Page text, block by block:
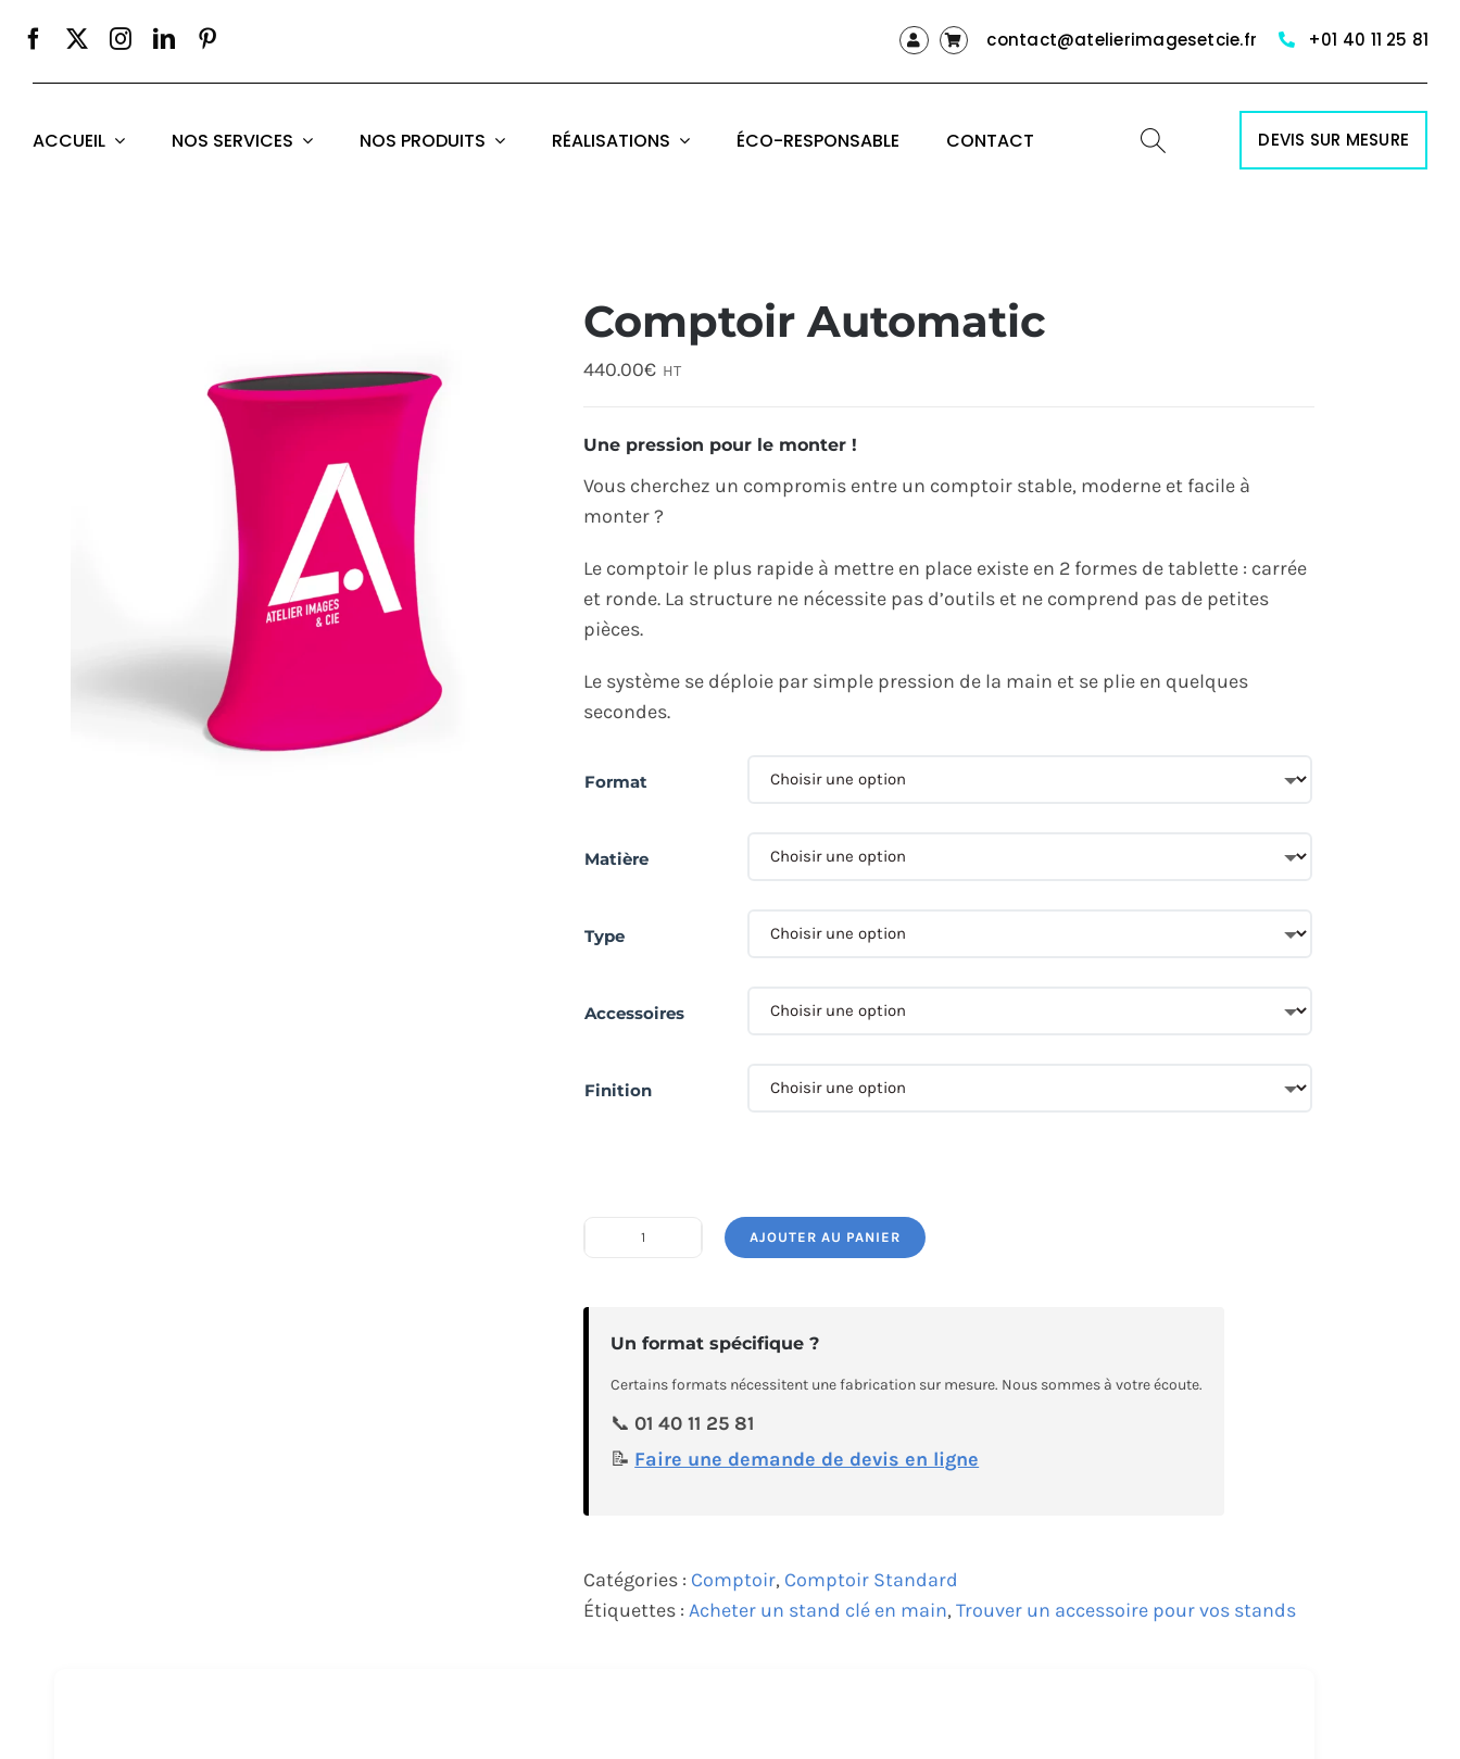
contact@atelierimagesetcie.fr +01 40 11 25 81
ACCUEIL NOS SERVICES NOS PRODUITS RÉALISATIONS ÉCO-RESPONSABLE CONTACT DEVIS SUR MESURE
Comptoir Automatic
440.00€ HT
Une pression pour le monter !
Vous cherchez un compromis entre un comptoir stable, moderne et facile à
monter ?
Le comptoir le plus rapide à mettre en place existe en 2 formes de tablette : carrée
et ronde. La structure ne nécessite pas d’outils et ne comprend pas de petites
pièces.
Le système se déploie par simple pression de la main et se plie en quelques
secondes.
Format
Matière
Type
Accessoires
Finition
Automatic
AJOUTER AU PANIER
Un format spécifique ?
Certains formats nécessitent une fabrication sur mesure. Nous sommes à votre écoute.
📞 01 40 11 25 81
📝 Faire une demande de devis en ligne
Catégories : Comptoir, Comptoir Standard
Étiquettes :Acheter un stand clé en main,Trouver un accessoire pour vos stands